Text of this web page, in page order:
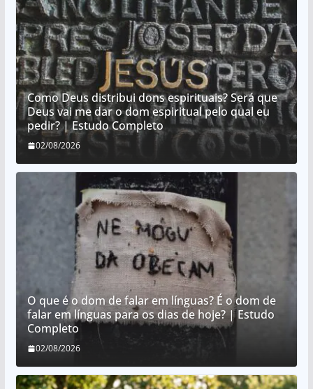
Como Deus distribui dons espirituais? Será que
Deus vai me dar o dom espiritual pelo qual eu
pedir? | Estudo Completo
02/08/2026
O que é o dom de falar em línguas? É o dom de
falar em línguas para os dias de hoje? | Estudo
Completo
02/08/2026